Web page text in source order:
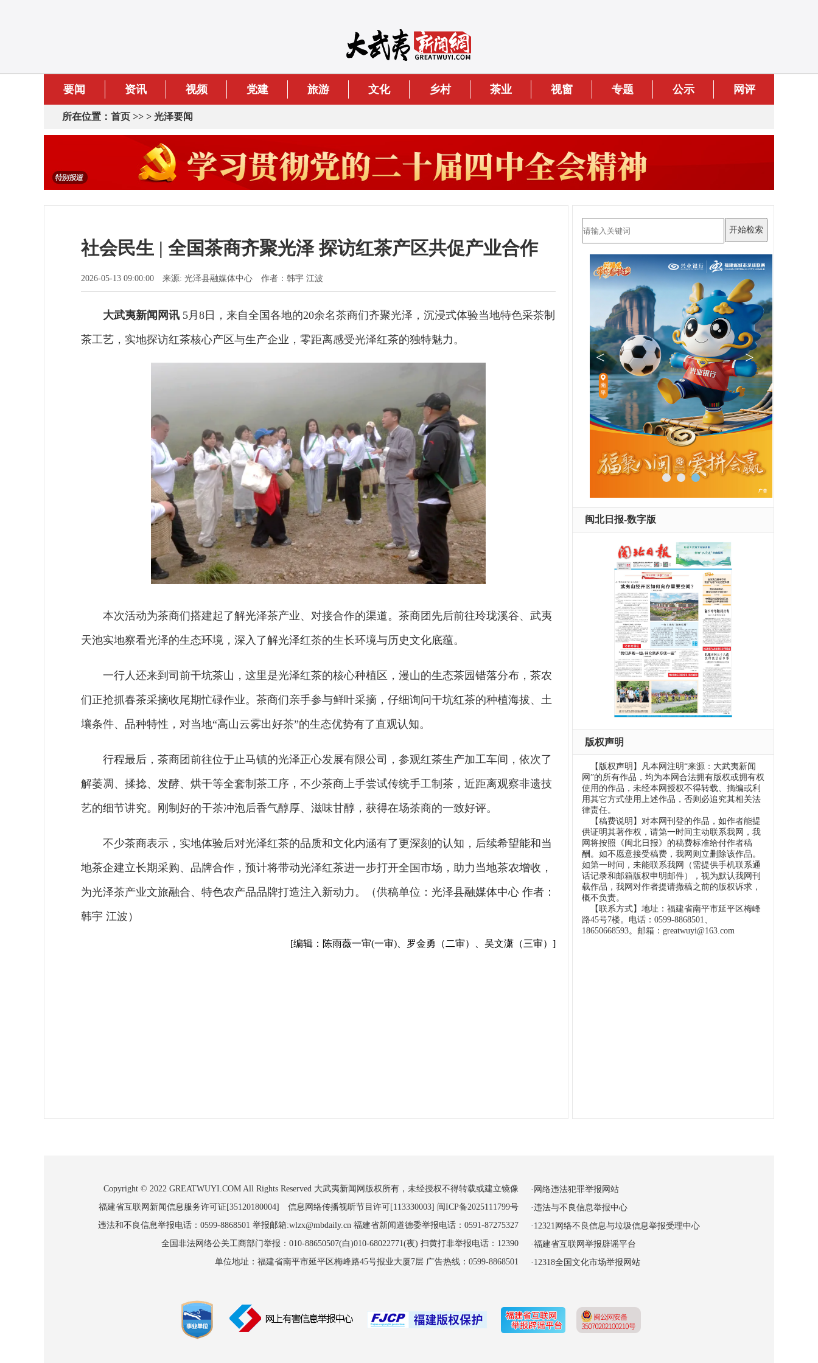
要闻 资讯 视频 党建 旅游 文化 乡村 茶业 视窗 专题 公示 网评
所在位置： 首页 >> > 光泽要闻
社会民生 | 全国茶商齐聚光泽 探访红茶产区共促产业合作
2026-05-13 09:00:00 来源: 光泽县融媒体中心 作者：韩宇 江波
大武夷新闻网讯 5月8日，来自全国各地的20余名茶商们齐聚光泽，沉浸式体验当地特色采茶制
茶工艺，实地探访红茶核心产区与生产企业，零距离感受光泽红茶的独特魅力。
本次活动为茶商们搭建起了解光泽茶产业、对接合作的渠道。茶商团先后前往玲珑溪谷、武夷
天池实地察看光泽的生态环境，深入了解光泽红茶的生长环境与历史文化底蕴。
一行人还来到司前干坑茶山，这里是光泽红茶的核心种植区，漫山的生态茶园错落分布，茶农
们正抢抓春茶采摘收尾期忙碌作业。茶商们亲手参与鲜叶采摘，仔细询问干坑红茶的种植海拔、土
壤条件、品种特性，对当地“高山云雾出好茶”的生态优势有了直观认知。
行程最后，茶商团前往位于止马镇的光泽正心发展有限公司，参观红茶生产加工车间，依次了
解萎凋、揉捻、发酵、烘干等全套制茶工序，不少茶商上手尝试传统手工制茶，近距离观察非遗技
艺的细节讲究。刚制好的干茶冲泡后香气醇厚、滋味甘醇，获得在场茶商的一致好评。
不少茶商表示，实地体验后对光泽红茶的品质和文化内涵有了更深刻的认知，后续希望能和当
地茶企建立长期采购、品牌合作，预计将带动光泽红茶进一步打开全国市场，助力当地茶农增收，
为光泽茶产业文旅融合、特色农产品品牌打造注入新动力。（供稿单位：光泽县融媒体中心 作者：
韩宇 江波）
[编辑：陈雨薇一审(一审)、罗金勇（二审）、吴文潇（三审）]
闽北日报-数字版
版权声明
【版权声明】凡本网注明“来源：大武夷新闻
网”的所有作品，均为本网合法拥有版权或拥有权
使用的作品，未经本网授权不得转载、摘编或利
用其它方式使用上述作品，否则必追究其相关法
律责任。
【稿费说明】对本网刊登的作品，如作者能提
供证明其著作权，请第一时间主动联系我网，我
网将按照《闽北日报》的稿费标准给付作者稿
酬。如不愿意接受稿费，我网则立删除该作品。
如第一时间，未能联系我网（需提供手机联系通
话记录和邮箱版权申明邮件），视为默认我网刊
载作品，我网对作者提请撤稿之前的版权诉求，
概不负责。
【联系方式】地址：福建省南平市延平区梅峰
路45号7楼。电话：0599-8868501、
18650668593。邮箱：greatwuyi@163.com
Copyright © 2022 GREATWUYI.COM All Rights Reserved 大武夷新闻网版权所有，未经授权不得转载或建立镜像
福建省互联网新闻信息服务许可证[35120180004] 信息网络传播视听节目许可[113330003] 闽ICP备2025111799号
违法和不良信息举报电话：0599-8868501 举报邮箱:wlzx@mbdaily.cn 福建省新闻道德委举报电话：0591-87275327
全国非法网络公关工商部门举报：010-88650507(白)010-68022771(夜) 扫黄打非举报电话：12390
单位地址：福建省南平市延平区梅峰路45号报业大厦7层 广告热线：0599-8868501
·网络违法犯罪举报网站
·违法与不良信息举报中心
·12321网络不良信息与垃圾信息举报受理中心
·福建省互联网举报辟谣平台
·12318全国文化市场举报网站